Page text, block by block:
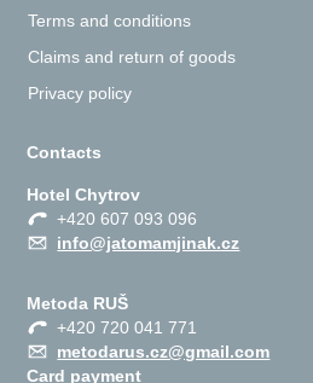
Terms and conditions
Claims and return of goods
Privacy policy
Contacts
Hotel Chytrov
+420 607 093 096
info@jatomamjinak.cz
Metoda RUŠ
+420 720 041 771
metodarus.cz@gmail.com
Card payment